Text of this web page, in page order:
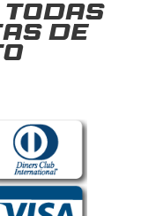
todas
de